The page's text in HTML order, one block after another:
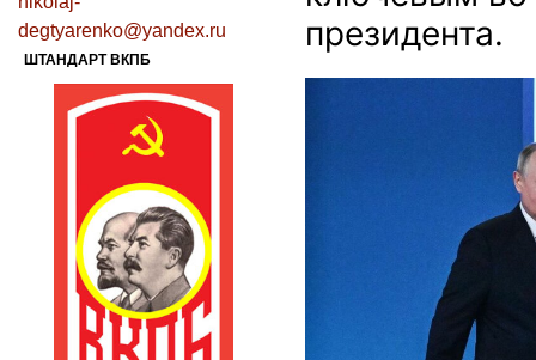
президента.
degtyarenko@yandex.ru
ШТАНДАРТ ВКПБ